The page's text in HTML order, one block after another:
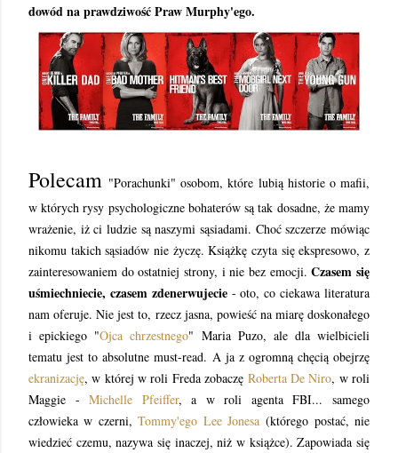
dowód na prawdziwość Praw Murphy'ego.
Polecam "Porachunki" osobom, które lubią historie o mafii,
w których rysy psychologiczne bohaterów są tak dosadne, że mamy
wrażenie, iż ci ludzie są naszymi sąsiadami. Choć szczerze mówiąc
nikomu takich sąsiadów nie życzę. Książkę czyta się ekspresowo, z
zainteresowaniem do ostatniej strony, i nie bez emocji.Czasem się
uśmiechniecie, czasem zdenerwujecie - oto, co ciekawa literatura
nam oferuje. Nie jest to, rzecz jasna, powieść na miarę doskonałego
i epickiego "Ojca chrzestnego" Maria Puzo, ale dla wielbicieli
tematu jest to absolutne must-read. A ja z ogromną chęcią obejrzę
ekranizację, w której w roli Freda zobaczę Roberta De Niro, w roli
Maggie -Michelle Pfeiffer, a w roli agenta FBI... samego
człowieka w czerni,Tommy'ego Lee Jonesa(którego postać, nie
wiedzieć czemu, nazywa się inaczej, niż w książce). Zapowiada się